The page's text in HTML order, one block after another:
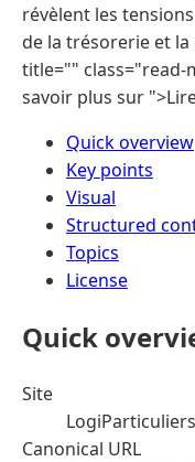
révèlent les
de la trésorerie et la
title="" class="read-
savoir plus sur
Quick overview
Key points
Visual
Structured
Topics
License
Quick
Site
LogiParticuliers
Canonical URL